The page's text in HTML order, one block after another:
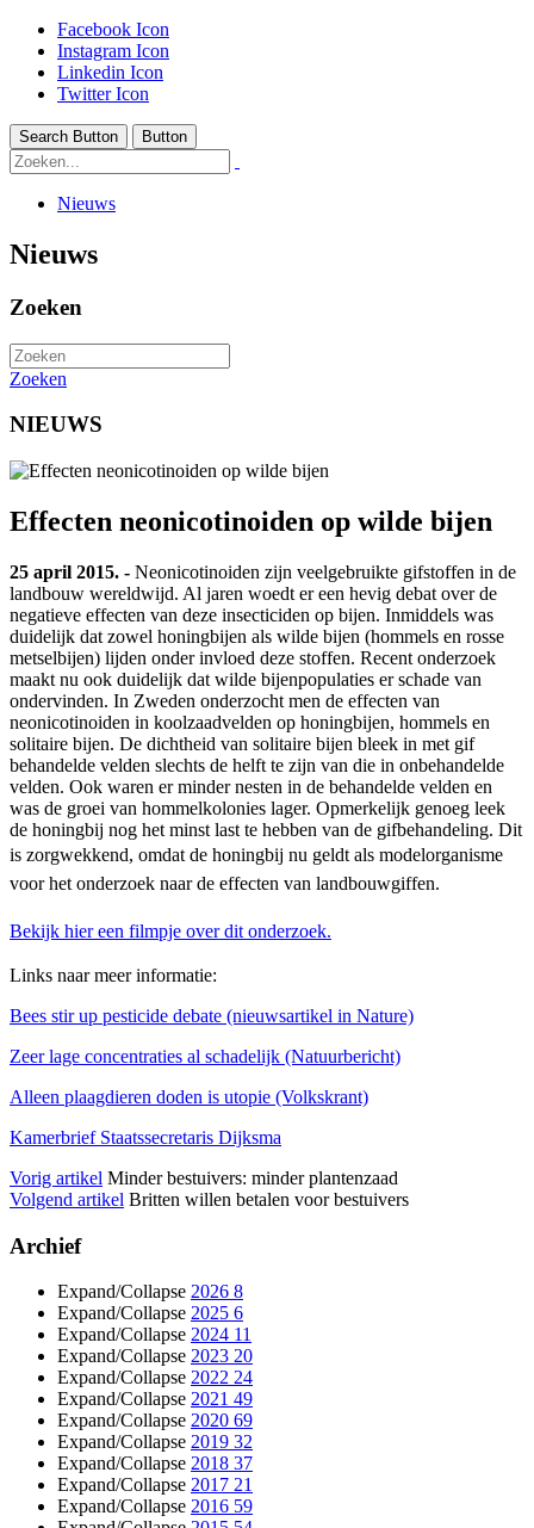
Facebook Icon
Instagram Icon
Linkedin Icon
Twitter Icon
Search Button Button
Nieuws
Nieuws
Zoeken
Zoeken
NIEUWS
Effecten neonicotinoiden op wilde bijen
25 april 2015. - Neonicotinoiden zijn veelgebruikte gifstoffen in de
landbouw wereldwijd. Al jaren woedt er een hevig debat over de
negatieve effecten van deze insecticiden op bijen. Inmiddels was
duidelijk dat zowel honingbijen als wilde bijen (hommels en rosse
metselbijen) lijden onder invloed deze stoffen. Recent onderzoek
maakt nu ook duidelijk dat wilde bijenpopulaties er schade van
ondervinden. In Zweden onderzocht men de effecten van
neonicotinoiden in koolzaadvelden op honingbijen, hommels en
solitaire bijen. De dichtheid van solitaire bijen bleek in met gif
behandelde velden slechts de helft te zijn van die in onbehandelde
velden. Ook waren er minder nesten in de behandelde velden en
was de groei van hommelkolonies lager. Opmerkelijk genoeg leek
de honingbij nog het minst last te hebben van de gifbehandeling. Dit
is zorgwekkend, omdat de honingbij nu geldt als modelorganisme
voor het onderzoek naar de effecten van landbouwgiffen.
Bekijk hier een filmpje over dit onderzoek.
Links naar meer informatie:
Bees stir up pesticide debate (nieuwsartikel in Nature)
Zeer lage concentraties al schadelijk (Natuurbericht)
Alleen plaagdieren doden is utopie (Volkskrant)
Kamerbrief Staatssecretaris Dijksma
Vorig artikel Minder bestuivers: minder plantenzaad
Volgend artikel Britten willen betalen voor bestuivers
Archief
Expand/Collapse 2026 8
Expand/Collapse 2025 6
Expand/Collapse 2024 11
Expand/Collapse 2023 20
Expand/Collapse 2022 24
Expand/Collapse 2021 49
Expand/Collapse 2020 69
Expand/Collapse 2019 32
Expand/Collapse 2018 37
Expand/Collapse 2017 21
Expand/Collapse 2016 59